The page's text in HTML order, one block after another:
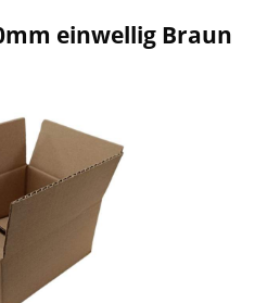
einwellig Braun